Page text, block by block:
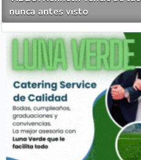
nunca antes visto